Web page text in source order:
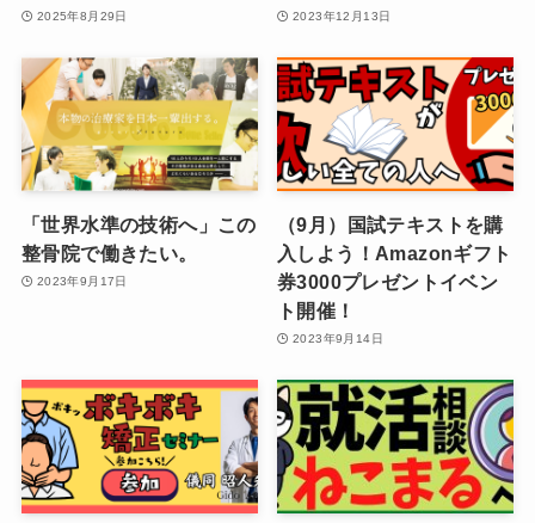
2025年8月29日 2023年12月13日
「世界水準の技術へ」この
整骨院で働きたい。
2023年9月17日
（9月）国試テキストを購
入しよう！Amazonギフト
券3000プレゼントイベン
ト開催！
2023年9月14日